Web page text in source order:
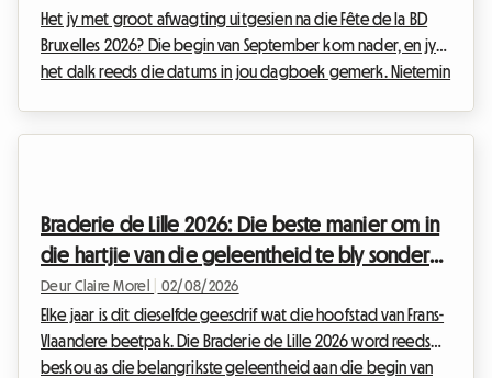
Het jy met groot afwagting uitgesien na die Fête de la BD
Bruxelles 2026? Die begin van September kom nader, en jy
het dalk reeds die datums in jou dagboek gemerk. Nietemin
Hierdie artikel verduidelik hoe om hierd...
Braderie de Lille 2026: Die beste manier om in
die hartjie van die geleentheid te bly sonder
om bankrot te gaan
Deur Claire Morel 02/08/2026
Elke jaar is dit dieselfde geesdrif wat die hoofstad van Frans-
Vlaandere beetpak. Die Braderie de Lille 2026 word reeds
beskou as die belangrikste geleentheid aan die begin van